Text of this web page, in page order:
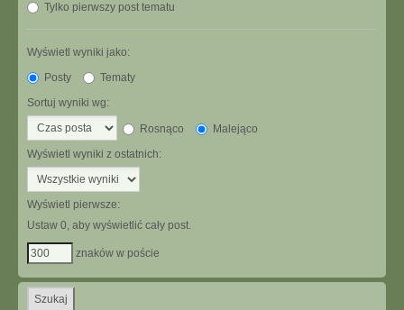
Tylko pierwszy post tematu
Wyświetl wyniki jako:
Posty
Tematy
Sortuj wyniki wg:
Rosnąco
Malejąco
Wyświetl wyniki z ostatnich:
Wyświetl pierwsze:
Ustaw 0, aby wyświetlić cały post.
znaków w poście